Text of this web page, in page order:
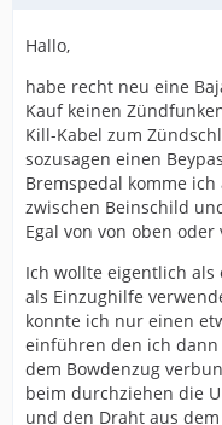
Hallo,
habe recht neu eine
Kauf keinen
Kill-Kabel zum
sozusagen einen
Bremspedal komme
zwischen Beinschild
Egal von von oben oder
Ich wollte eigentlich als
als Einzughilfe
konnte ich nur einen
einführen den ich
dem Bowdenzug
beim durchziehen die
und den Draht aus